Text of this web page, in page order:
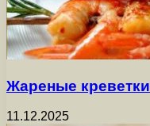
Жареные креветки
11.12.2025